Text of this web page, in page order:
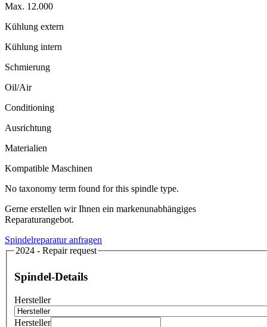
Max. 12.000
Kühlung extern
Kühlung intern
Schmierung
Oil/Air
Conditioning
Ausrichtung
Materialien
Kompatible Maschinen
No taxonomy term found for this spindle type.
Gerne erstellen wir Ihnen ein markenunabhängiges
Reparaturangebot.
Spindelreparatur anfragen
2024 - Repair request
Spindel-Details
Hersteller
Hersteller